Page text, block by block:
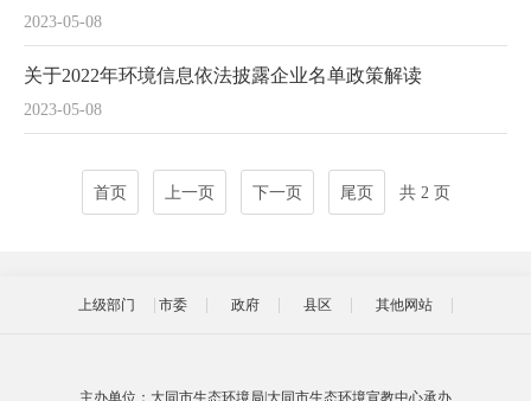
2023-05-08
2023-05-08
关于2022年环境信息依法披露企业名单政策解读
首页 上一页 下一页 尾页 共 2 页
上级部门 市委 政府 县区 其他网站
主办单位：大同市生态环境局|大同市生态环境宣教中心承办